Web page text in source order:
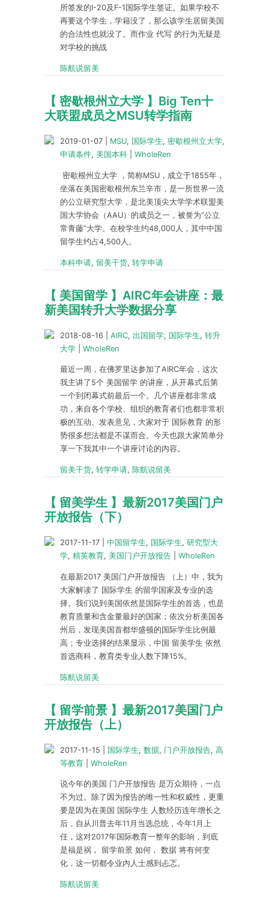
所签发的I-20及F-1国际学生签证。如果学校不
再要这个学生，学籍没了，那么该学生居留美国
的合法性也就没了。而作业 代写 的行为无疑是
对学校的挑战
陈航说留美
【 密歇根州立大学 】Big Ten十
大联盟成员之MSU转学指南
2019-01-07 MSU, 国际学生, 密歇根州立大学,
申请条件, 美国本科 WholeRen
密歇根州立大学 ，简称MSU，成立于1855年，
坐落在美国密歇根州东兰辛市，是一所世界一流
的公立研究型大学，是北美顶尖大学学术联盟美
国大学协会（AAU）的成员之一，被誉为“公立
常青藤”大学。在校学生约48,000人，其中中国
留学生约占4,500人。
本科申请, 留美干货, 转学申请
【 美国留学 】AIRC年会讲座：最
新美国转升大学数据分享
2018-08-16 AIRC, 出国留学, 国际学生, 转升
大学
WholeRen
最近一周，在佛罗里达参加了AIRC年会，这次
我主讲了5个 美国留学 的讲座，从开幕式后第
一个到闭幕式前最后一个。几个讲座都非常成
功，来自各个学校、组织的教育者们也都非常积
极的互动、发表意见，大家对于 国际教育 的形
势很多想法都是不谋而合。今天也跟大家简单分
享一下我其中一个讲座讨论的内容。
留美干货, 转学申请, 陈航说留美
【 留美学生 】​最新2017美国门户
开放报告（下）
2017-11-17 中国留学生, 国际学生, 研究型大
学, 精英教育, 美国门户开放报告 WholeRen
在最新2017 美国门户开放报告 （上）中，我为
大家解读了 国际学生 的留学国家及专业的选
择。我们说到美国依然是国际学生的首选，也是
教育质量和含金量最好的国家；依次分析美国各
州后，发现美国首都华盛顿的国际学生比例最
高；专业选择的结果显示，中国 留美学生 依然
首选商科，教育类专业人数下降15%。
陈航说留美
【 留学前景 】最新2017美国门户
开放报告（上）
2017-11-15 国际学生, 数据, 门户开放报告, 高
等教育
WholeRen
说今年的美国 门户开放报告 是万众期待，一点
不为过。除了因为报告的唯一性和权威性，更重
要是因为在美国 国际学生 人数经历连年增长之
后，自从川普去年11月当选总统，今年1月上
任，这对2017年国际教育一整年的影响，到底
是福是祸， 留学前景 如何， 数据 将有何变
化，这一切都令业内人士感到忐忑。
陈航说留美